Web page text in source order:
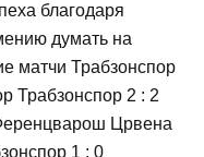
благодаря
думать на
матчи Трабзонспор
Трабзонспор 2 : 2
Црвена
1 : 0